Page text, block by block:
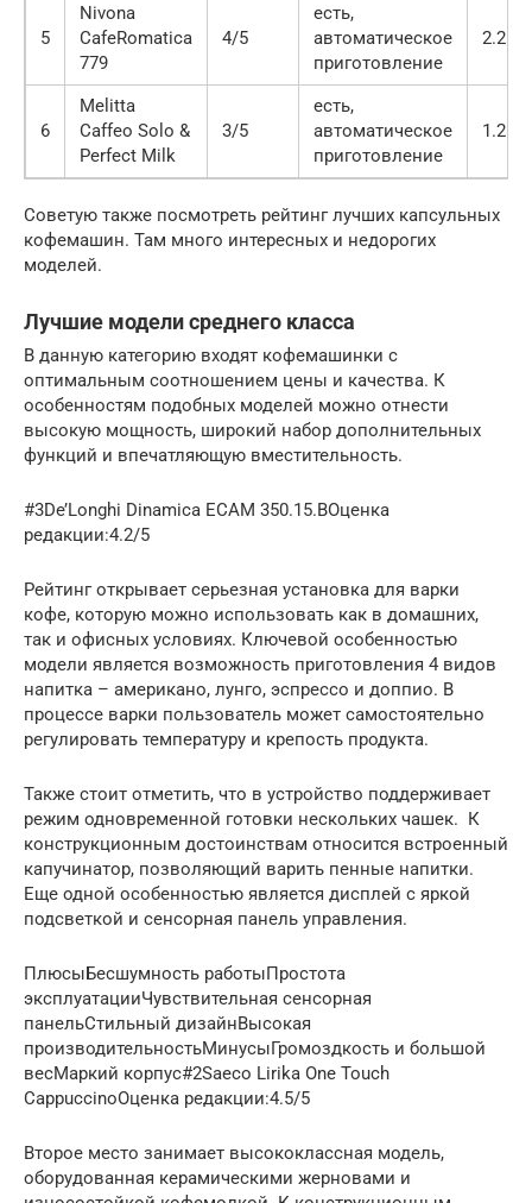
5
Nivona
CafeRomatica
779
4/5
есть,
автоматическое
приготовление
2.2 л
6
Melitta
Caffeo Solo &
Perfect Milk
3/5
есть,
автоматическое
приготовление
1.2 л
Советую также посмотреть рейтинг лучших капсульных
кофемашин. Там много интересных и недорогих
моделей.
Лучшие модели среднего класса
В данную категорию входят кофемашинки с
оптимальным соотношением цены и качества. К
особенностям подобных моделей можно отнести
высокую мощность, широкий набор дополнительных
функций и впечатляющую вместительность.
#3De’Longhi Dinamica ECAM 350.15.BОценка
редакции:4.2/5
Рейтинг открывает серьезная установка для варки
кофе, которую можно использовать как в домашних,
так и офисных условиях. Ключевой особенностью
модели является возможность приготовления 4 видов
напитка – американо, лунго, эспрессо и доппио. В
процессе варки пользователь может самостоятельно
регулировать температуру и крепость продукта.
Также стоит отметить, что в устройство поддерживает
режим одновременной готовки нескольких чашек. К
конструкционным достоинствам относится встроенный
капучинатор, позволяющий варить пенные напитки.
Еще одной особенностью является дисплей с яркой
подсветкой и сенсорная панель управления.
ПлюсыБесшумность работыПростота
эксплуатацииЧувствительная сенсорная
панельСтильный дизайнВысокая
производительностьМинусыГромоздкость и большой
весМаркий корпус#2Saeco Lirika One Touch
CappuccinoОценка редакции:4.5/5
Второе место занимает высококлассная модель,
оборудованная керамическими жерновами и